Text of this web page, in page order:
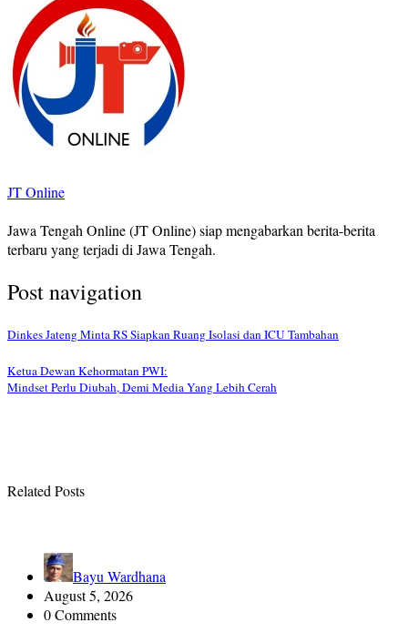
JT Online
Jawa Tengah Online (JT Online) siap mengabarkan berita-berita
terbaru yang terjadi di Jawa Tengah.
Post navigation
Dinkes Jateng Minta RS Siapkan Ruang Isolasi dan ICU Tambahan
Ketua Dewan Kehormatan PWI:
Mindset Perlu Diubah, Demi Media Yang Lebih Cerah
Related Posts
Bayu Wardhana
August 5, 2026
0 Comments